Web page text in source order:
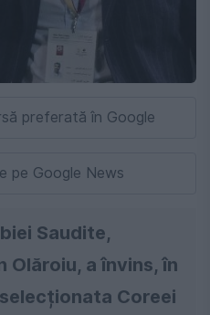
preferată în Google
pe Google News
Saudite,
Olăroiu, a învins, în
Coreei